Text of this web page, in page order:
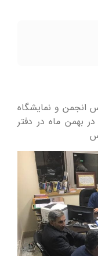
انجمن و نمایشگاه
بهمن ماه در دفتر